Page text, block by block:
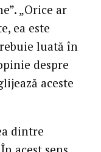
„Orice ar
ea este
luată în
despre
aceste
dintre